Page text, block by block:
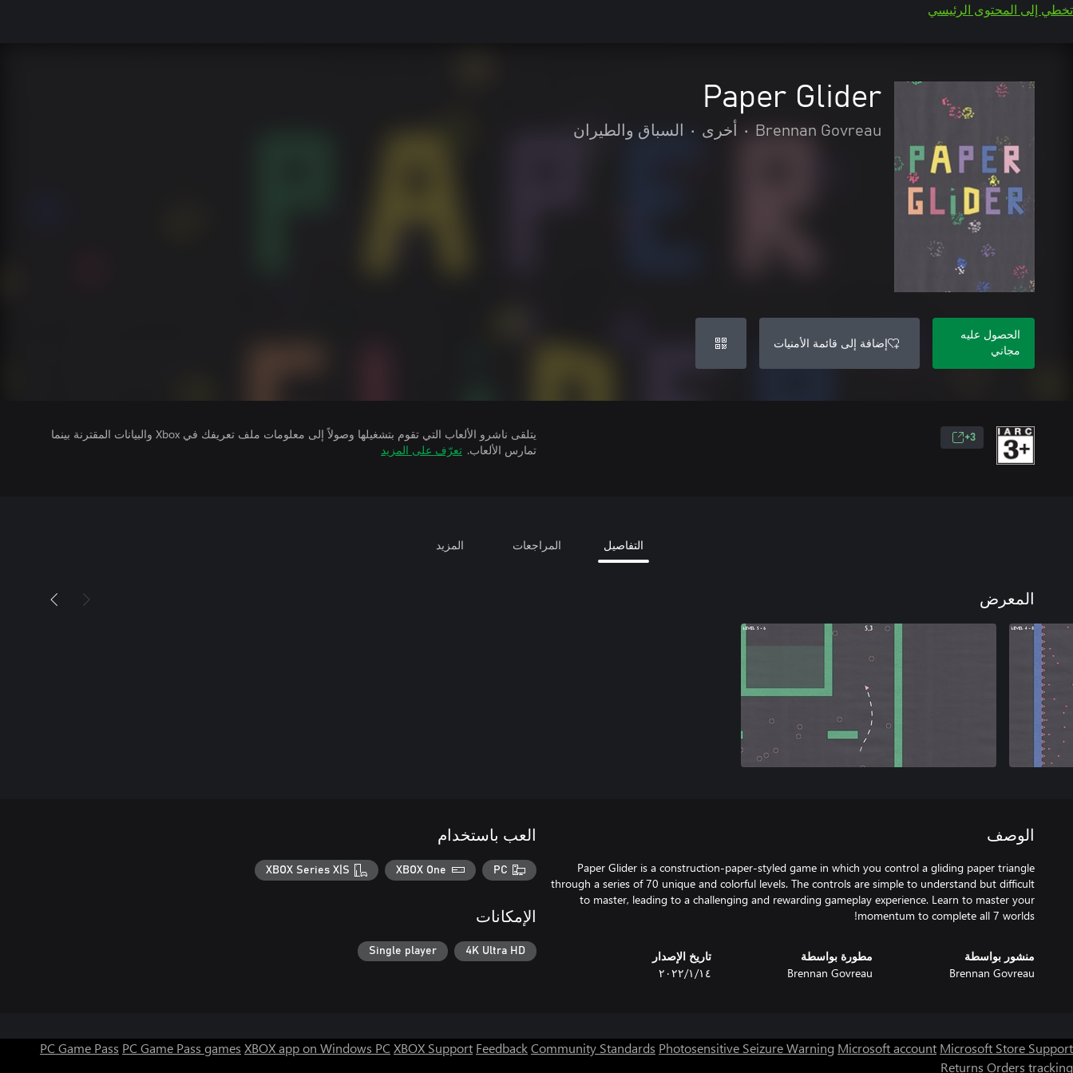
تخطي إلى المحتوى الرئيسي
Paper Glider
Brennan Govreau
• أخرى • السباق والطيران
الحصول عليه
مجاني
إضافة إلى قائمة الأمنيات
3+
يتلقى ناشرو الألعاب التي تقوم بتشغيلها وصولاً إلى معلومات ملف تعريفك في Xbox والبيانات المقترنة بينما
تمارس الألعاب. تعرّف على المزيد
التفاصيل المراجعات المزيد
المعرض
الوصف
Paper Glider is a construction-paper-styled game in which you control a gliding paper triangle
through a series of 70 unique and colorful levels. The controls are simple to understand but difficult
to master, leading to a challenging and rewarding gameplay experience. Learn to master your
momentum to complete all 7 worlds!
منشور بواسطة
Brennan Govreau
مطورة بواسطة
Brennan Govreau
تاريخ الإصدار
١٤‏/١‏/٢٠٢٢
العب باستخدام
PC
XBOX One
XBOX Series X|S
الإمكانات
4K Ultra HD
Single player
PC Game Pass PC Game Pass games XBOX app on Windows PC XBOX Support FeedbackCommunity Standards Photosensitive Seizure Warning Microsoft account Microsoft Store Support
Returns Orders tracking